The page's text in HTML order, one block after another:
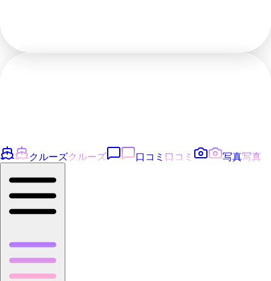
クルーズクルーズ 口コミ 口コミ 写真写真